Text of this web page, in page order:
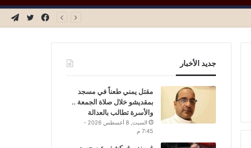
تويتر
فيسبوك
جديد الأخبار
مقتل يمني طعناً في مسجد
بمقديشو خلال صلاة الجمعة ..
والأسرة تطالب بالعدالة
السبت, 8 أغسطس 2026 -
7:45 م